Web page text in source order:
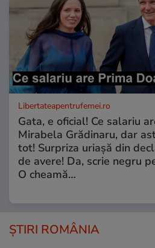
Libertateapentrufemei.ro
Gata, e oficial! Ce salariu
Mirabela Grădinaru, dar
tot! Surpriza uriașă din
de avere! Da, scrie negru
O cheamă…
ȘTIRI ROMÂNIA